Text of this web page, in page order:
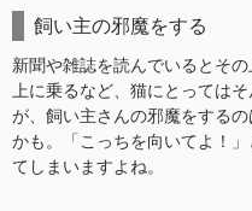
飼い主の邪魔をする
新聞や雑誌を読んでいるとそ
上に乗るなど、猫にとっては
が、飼い主さんの邪魔をする
かも。「こっちを向いてよ！
てしまいますよね。